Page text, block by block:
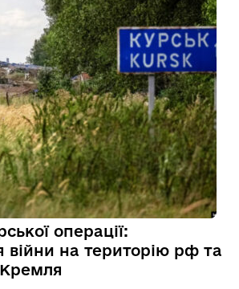
операції:
війни на територію рф та